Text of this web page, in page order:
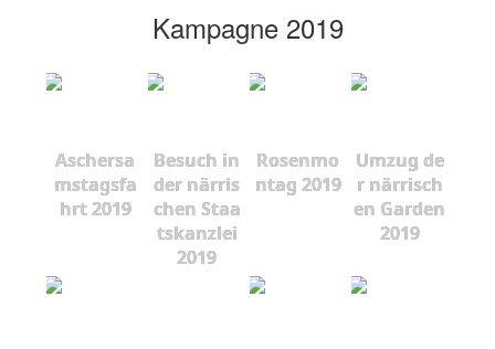
Kampagne 2019
Aschersa
mstagsfa
hrt 2019
Besuch in
der närris
chen Staa
tskanzlei
2019
Rosenmo
ntag 2019
Umzug de
r närrisch
en Garden
2019